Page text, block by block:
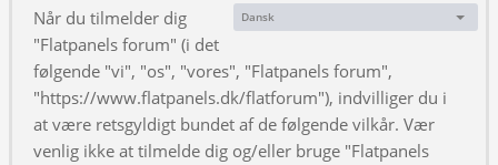
Sprog:
Dansk
Når du tilmelder dig
"Flatpanels forum" (i det
følgende "vi", "os", "vores", "Flatpanels forum",
"https://www.flatpanels.dk/flatforum"), indvilliger du i
at være retsgyldigt bundet af de følgende vilkår. Vær
venlig ikke at tilmelde dig og/eller bruge "Flatpanels